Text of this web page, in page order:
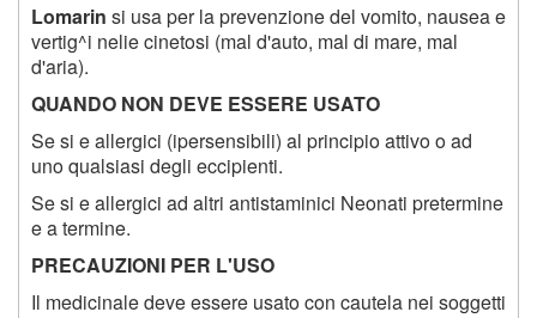
Lomarin si usa per la prevenzione del vomito, nausea e
vertig^i nelie cinetosi (mal d'auto, mal di mare, mal
d'aria).
QUANDO NON DEVE ESSERE USATO
Se si e allergici (ipersensibili) al principio attivo o ad
uno qualsiasi degli eccipienti.
Se si e allergici ad altri antistaminici Neonati pretermine
e a termine.
PRECAUZIONI PER L'USO
Il medicinale deve essere usato con cautela nei soggetti